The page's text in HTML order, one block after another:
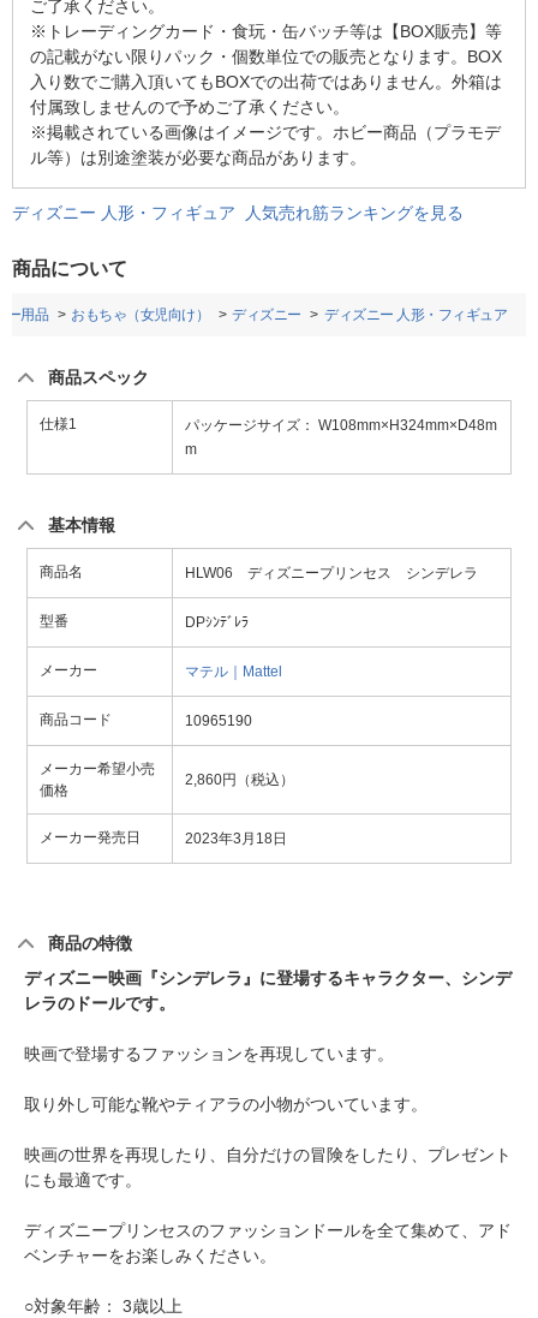
ご了承ください。
※トレーディングカード・食玩・缶バッチ等は【BOX販売】等
の記載がない限りパック・個数単位での販売となります。BOX
入り数でご購入頂いてもBOXでの出荷ではありません。外箱は
付属致しませんので予めご了承ください。
※掲載されている画像はイメージです。ホビー商品（プラモデ
ル等）は別途塗装が必要な商品があります。
ディズニー 人形・フィギュア 人気売れ筋ランキングを見る
商品について
ー用品 おもちゃ（女児向け） ディズニー ディズニー 人形・フィギュア
商品スペック
仕様1
パッケージサイズ： W108mm×H324mm×D48m
m
基本情報
商品名 HLW06 ディズニープリンセス シンデレラ
型番 DPｼﾝﾃﾞﾚﾗ
メーカー マテル｜Mattel
商品コード 10965190
メーカー希望小売
価格
2,860円（税込）
メーカー発売日 2023年3月18日
商品の特徴
ディズニー映画『シンデレラ』に登場するキャラクター、シンデ
レラのドールです。
映画で登場するファッションを再現しています。
取り外し可能な靴やティアラの小物がついています。
映画の世界を再現したり、自分だけの冒険をしたり、プレゼント
にも最適です。
ディズニープリンセスのファッションドールを全て集めて、アド
ベンチャーをお楽しみください。
○対象年齢： 3歳以上